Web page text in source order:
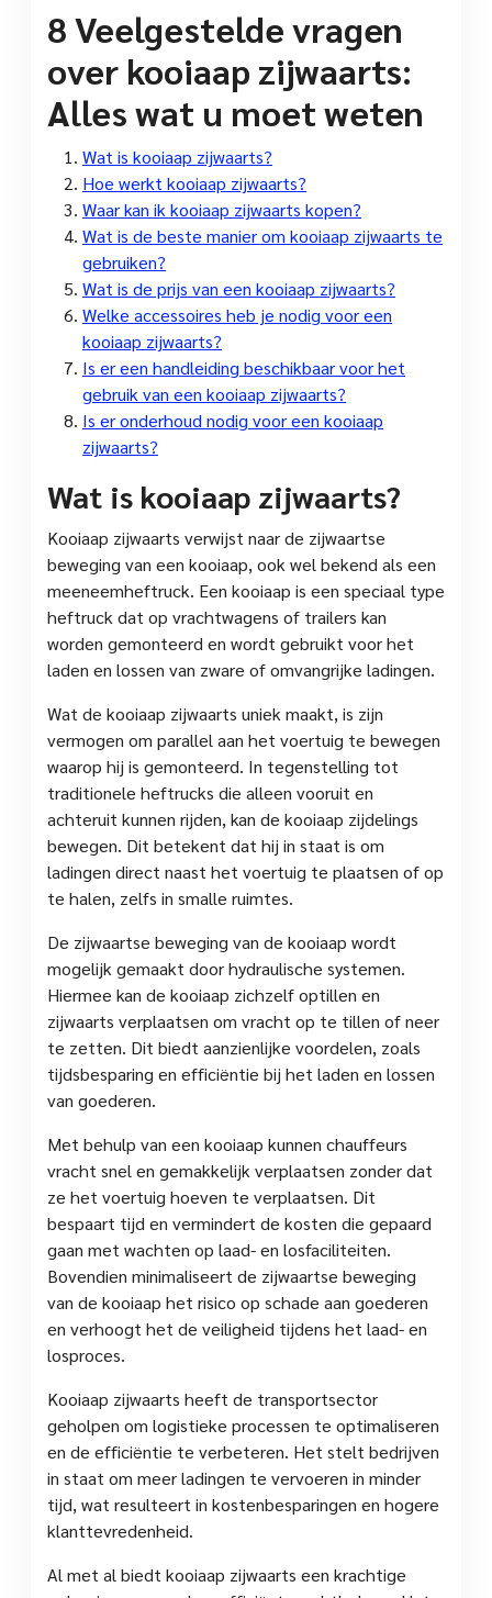
8 Veelgestelde vragen
over kooiaap zijwaarts:
Alles wat u moet weten
Wat is kooiaap zijwaarts?
Hoe werkt kooiaap zijwaarts?
Waar kan ik kooiaap zijwaarts kopen?
Wat is de beste manier om kooiaap zijwaarts te
gebruiken?
Wat is de prijs van een kooiaap zijwaarts?
Welke accessoires heb je nodig voor een
kooiaap zijwaarts?
Is er een handleiding beschikbaar voor het
gebruik van een kooiaap zijwaarts?
Is er onderhoud nodig voor een kooiaap
zijwaarts?
Wat is kooiaap zijwaarts?
Kooiaap zijwaarts verwijst naar de zijwaartse
beweging van een kooiaap, ook wel bekend als een
meeneemheftruck. Een kooiaap is een speciaal type
heftruck dat op vrachtwagens of trailers kan
worden gemonteerd en wordt gebruikt voor het
laden en lossen van zware of omvangrijke ladingen.
Wat de kooiaap zijwaarts uniek maakt, is zijn
vermogen om parallel aan het voertuig te bewegen
waarop hij is gemonteerd. In tegenstelling tot
traditionele heftrucks die alleen vooruit en
achteruit kunnen rijden, kan de kooiaap zijdelings
bewegen. Dit betekent dat hij in staat is om
ladingen direct naast het voertuig te plaatsen of op
te halen, zelfs in smalle ruimtes.
De zijwaartse beweging van de kooiaap wordt
mogelijk gemaakt door hydraulische systemen.
Hiermee kan de kooiaap zichzelf optillen en
zijwaarts verplaatsen om vracht op te tillen of neer
te zetten. Dit biedt aanzienlijke voordelen, zoals
tijdsbesparing en efficiëntie bij het laden en lossen
van goederen.
Met behulp van een kooiaap kunnen chauffeurs
vracht snel en gemakkelijk verplaatsen zonder dat
ze het voertuig hoeven te verplaatsen. Dit
bespaart tijd en vermindert de kosten die gepaard
gaan met wachten op laad- en losfaciliteiten.
Bovendien minimaliseert de zijwaartse beweging
van de kooiaap het risico op schade aan goederen
en verhoogt het de veiligheid tijdens het laad- en
losproces.
Kooiaap zijwaarts heeft de transportsector
geholpen om logistieke processen te optimaliseren
en de efficiëntie te verbeteren. Het stelt bedrijven
in staat om meer ladingen te vervoeren in minder
tijd, wat resulteert in kostenbesparingen en hogere
klanttevredenheid.
Al met al biedt kooiaap zijwaarts een krachtige